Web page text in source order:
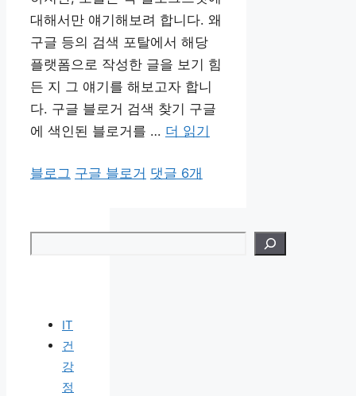
대해서만 얘기해보려 합니다. 왜
구글 등의 검색 포탈에서 해당
플랫폼으로 작성한 글을 보기 힘
든 지 그 얘기를 해보고자 합니
다. 구글 블로거 검색 찾기 구글
에 색인된 블로거를 … 더 읽기
카
블로그 태
구글 블로거 댓글 6개
IT
건
강
정